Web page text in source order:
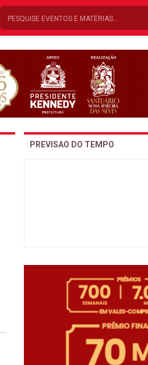
PREVISAO DO TEMPO